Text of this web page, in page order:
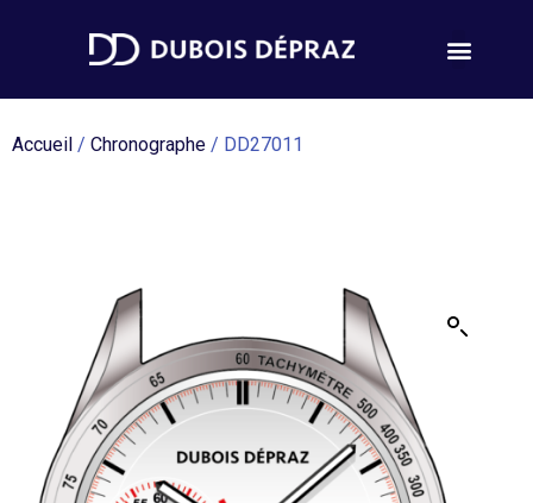
Accueil / Chronographe / DD27011